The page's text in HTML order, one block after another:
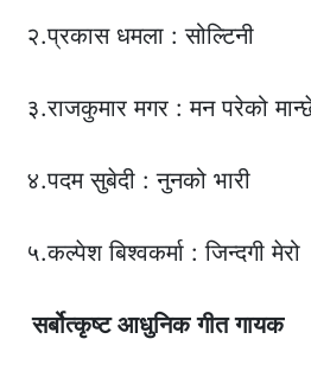
२.प्रकास धमला : सोल्टिनी
३.राजकुमार मगर : मन परेको
४.पदम सुबेदी : नुनको भारी
५.कल्पेश बिश्वकर्मा : जिन्दगी मेरो
सर्बोत्कृष्ट आधुनिक गीत गायक